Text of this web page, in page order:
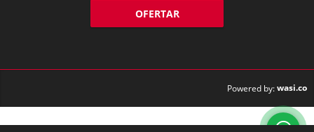
OFERTAR
Powered by:wasi.co